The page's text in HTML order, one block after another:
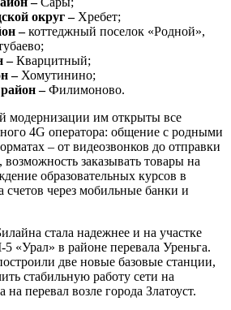
округ – Хребет;
–коттеджный поселок «Родной»,
–Кварцитный;
– Хомутинино;
–Филимоново.
модернизации им открыты все
4G оператора: общение с родными
– от видеозвонков до отправки
заказывать товары на
образовательных курсов в
через мобильные банки и
стала надежнее и на участке
«Урал» в районе перевала Уреньга.
две новые базовые станции,
стабильную работу сети на
перевал возле города Златоуст.